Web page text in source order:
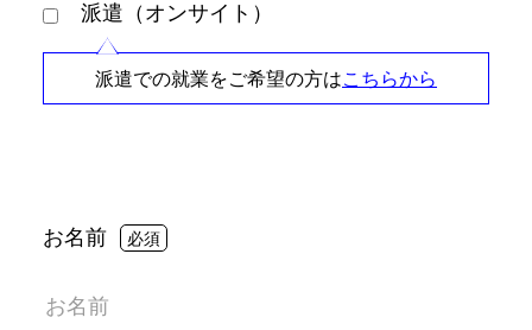
派遣（オンサイト）
派遣での就業をご希望の方はこちらから
お名前